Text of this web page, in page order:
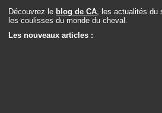
Découvrez le blog de CA , les actualités du
les coulisses du monde du cheval.
Les nouveaux articles :